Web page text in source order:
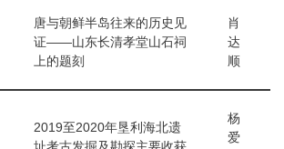
唐与朝鲜半岛往来的历史见
证——山东长清孝堂山石祠
上的题刻
肖
达
顺
2019至2020年垦利海北遗
杨
爱